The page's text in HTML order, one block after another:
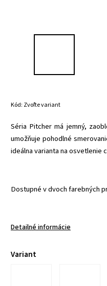
Kód: Zvoľte variant
Séria Pitcher má jemný,
umožňuje pohodlné
ideálna varianta na osvetlenie
Dostupné v dvoch farebných
Detailné informácie
Variant